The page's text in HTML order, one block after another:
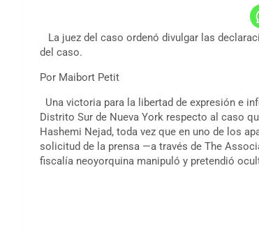
La juez del caso ordenó divulgar las
del caso.
Por Maibort Petit
Una victoria para la libertad de expresión e
Distrito Sur de Nueva York respecto al caso
Hashemi Nejad, toda vez que en uno de los
solicitud de la prensa —a través de The
fiscalía neoyorquina manipuló y pretendió